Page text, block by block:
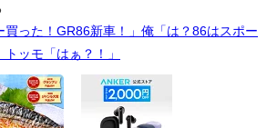
買った！GR86新車！」俺「は？86はスポー
ッモ「はぁ？！」